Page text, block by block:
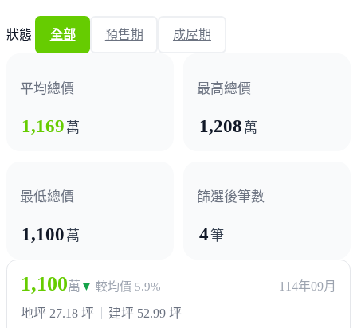
狀態 全部 預售期 成屋期
平均總價
1,169 萬
最高總價
1,208 萬
最低總價
1,100 萬
篩選後筆數
4筆
1,100萬 ▼ 較均價 5.9%
114年09月
地坪 27.18 坪
建坪 52.99 坪